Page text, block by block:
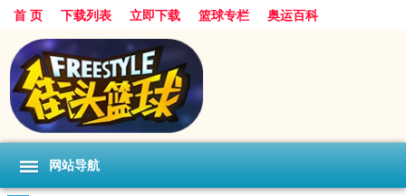
首 页 下载列表 立即下载 篮球专栏 奥运百科
网站导航